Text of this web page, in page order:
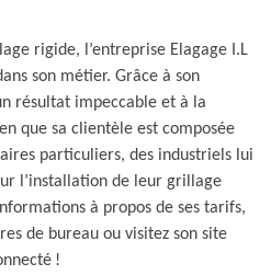
rigide, l’entreprise Elagage I.L
son métier. Grâce à son
résultat impeccable et à la
que sa clientèle est composée
particuliers, des industriels lui
l’installation de leur grillage
à propos de ses tarifs,
de bureau ou visitez son site
!